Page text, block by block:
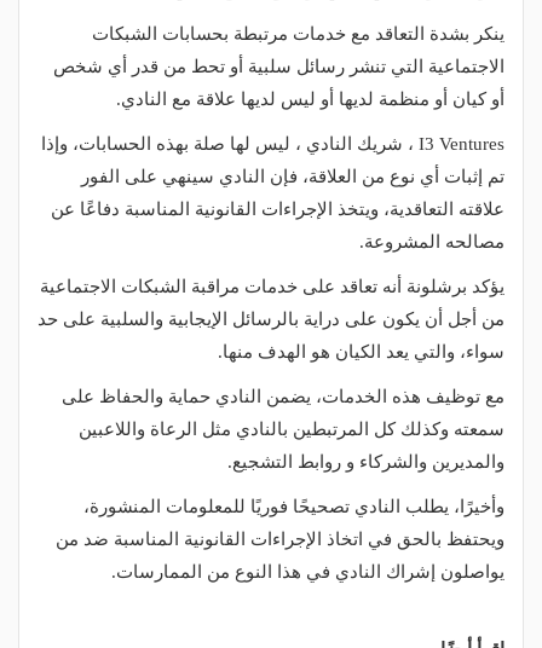
ينكر بشدة التعاقد مع خدمات مرتبطة بحسابات الشبكات
الاجتماعية التي تنشر رسائل سلبية أو تحط من قدر أي شخص
أو كيان أو منظمة لديها أو ليس لديها علاقة مع النادي.
I3 Ventures ، شريك النادي ، ليس لها صلة بهذه الحسابات، وإذا
تم إثبات أي نوع من العلاقة، فإن النادي سينهي على الفور
علاقته التعاقدية، ويتخذ الإجراءات القانونية المناسبة دفاعًا عن
مصالحه المشروعة.
يؤكد برشلونة أنه تعاقد على خدمات مراقبة الشبكات الاجتماعية
من أجل أن يكون على دراية بالرسائل الإيجابية والسلبية على حد
سواء، والتي يعد الكيان هو الهدف منها.
مع توظيف هذه الخدمات، يضمن النادي حماية والحفاظ على
سمعته وكذلك كل المرتبطين بالنادي مثل الرعاة واللاعبين
والمديرين والشركاء و روابط التشجيع.
وأخيرًا، يطلب النادي تصحيحًا فوريًا للمعلومات المنشورة،
ويحتفظ بالحق في اتخاذ الإجراءات القانونية المناسبة ضد من
يواصلون إشراك النادي في هذا النوع من الممارسات.